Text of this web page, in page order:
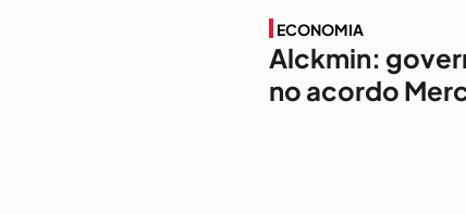
ECONOMIA
Alckmin:
no acordo